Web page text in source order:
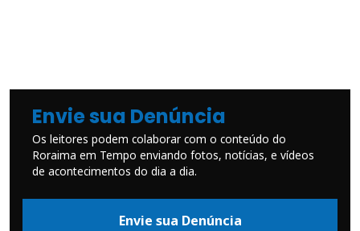
Envie sua Denúncia
Os leitores podem colaborar com o conteúdo do
Roraima em Tempo enviando fotos, notícias, e vídeos
de acontecimentos do dia a dia.
Envie sua Denúncia